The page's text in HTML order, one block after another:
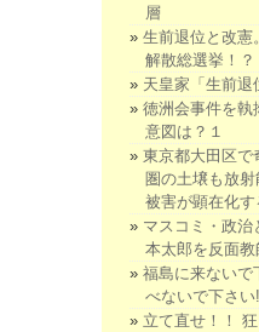
層
生前退位と改憲
解散総選挙！？
天皇家「生前退
徳洲会事件を執
意図は？１
東京都大田区
圏の土壌も放
被害が顕在化す
マスコミ・政治
本太郎を反面教
福島に来ないで
べないで下さい!
立て直せ！！